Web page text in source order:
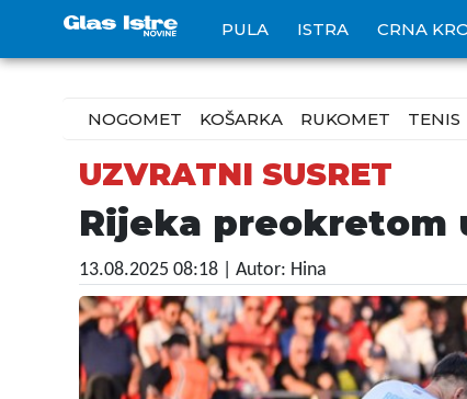
PULA ISTRA CRNA
NOGOMET KOŠARKA RUKOMET TENIS
UZVRATNI SUSRET
Rijeka preokretom
13.08.2025 08:18 | Autor: Hina